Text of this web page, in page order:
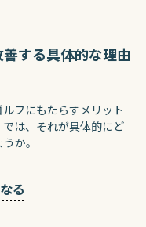
する具体的な理由
フにもたらすメリット
は、それが具体的にど
か。
る